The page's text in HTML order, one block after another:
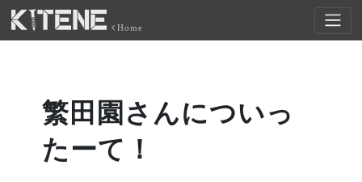
Home
繁田園さんについっ
たーて！